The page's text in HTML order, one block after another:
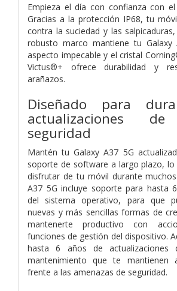
Empieza el día con confianza con el
Gracias a la protección IP68, tu
contra la suciedad y las
robusto marco mantiene tu Galaxy
aspecto impecable y el cristal
Victus®+ ofrece durabilidad y
arañazos.
Diseñado para
actualizaciones
seguridad
Mantén tu Galaxy A37 5G
soporte de software a largo plazo,
disfrutar de tu móvil durante
A37 5G incluye soporte para hasta
del sistema operativo, para que
nuevas y más sencillas formas de
mantenerte productivo con
funciones de gestión del dispositivo.
hasta 6 años de actualizaciones
mantenimiento que te mantienen
frente a las amenazas de seguridad.